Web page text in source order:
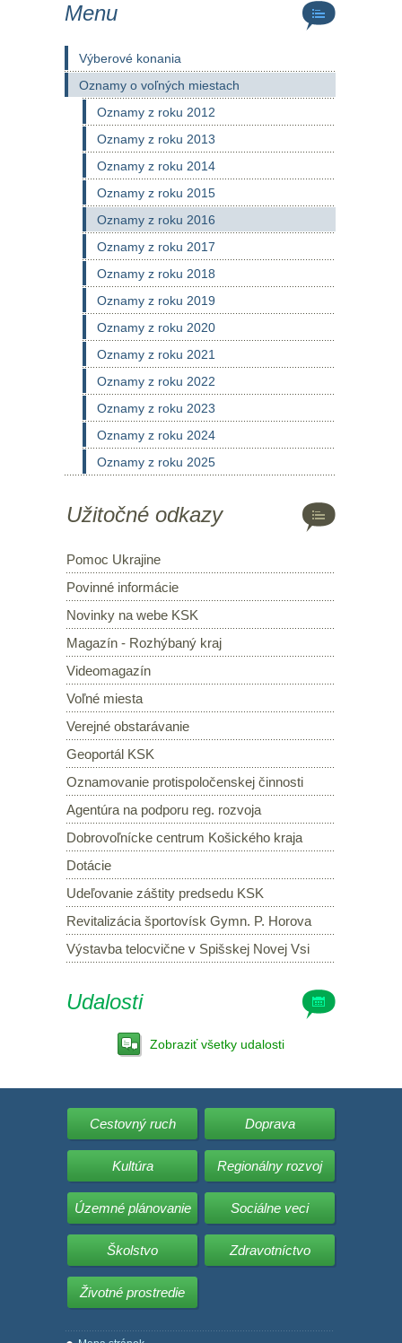
Menu
Výberové konania
Oznamy o voľných miestach
Oznamy z roku 2012
Oznamy z roku 2013
Oznamy z roku 2014
Oznamy z roku 2015
Oznamy z roku 2016
Oznamy z roku 2017
Oznamy z roku 2018
Oznamy z roku 2019
Oznamy z roku 2020
Oznamy z roku 2021
Oznamy z roku 2022
Oznamy z roku 2023
Oznamy z roku 2024
Oznamy z roku 2025
Užitočné odkazy
Pomoc Ukrajine
Povinné informácie
Novinky na webe KSK
Magazín - Rozhýbaný kraj
Videomagazín
Voľné miesta
Verejné obstarávanie
Geoportál KSK
Oznamovanie protispoločenskej činnosti
Agentúra na podporu reg. rozvoja
Dobrovoľnícke centrum Košického kraja
Dotácie
Udeľovanie záštity predsedu KSK
Revitalizácia športovísk Gymn. P. Horova
Výstavba telocvične v Spišskej Novej Vsi
Udalosti
Zobraziť všetky udalosti
Cestovný ruch Doprava
Kultúra Regionálny rozvoj
Územné plánovanie Sociálne veci
Školstvo Zdravotníctvo
Životné prostredie